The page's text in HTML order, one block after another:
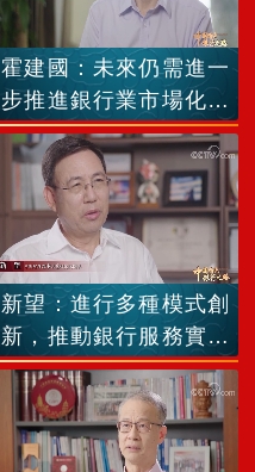
霍建國：未來仍需進一
步推進銀行業市場化改
革
新望：進行多種模式創
新，推動銀行服務實體
經濟